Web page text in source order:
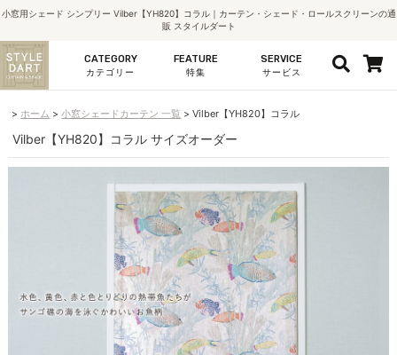
小窓用シェード シンプリー Vilber【YH820】コラル｜カーテン・シェード・ロールスクリーンの通
販 スタイルダート
CATEGORY
カテゴリー
FEATURE
特集
SERVICE
サービス
ホーム 小窓シェードカーテン 一覧 Vilber【YH820】コラル
Vilber【YH820】コラル サイズオーダー